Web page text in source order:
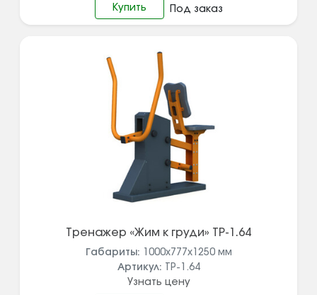
Купить Под заказ
Тренажер «Жим к груди» ТР-1.64
Габариты: 1000х777х1250 мм
Артикул: ТР-1.64
Узнать цену